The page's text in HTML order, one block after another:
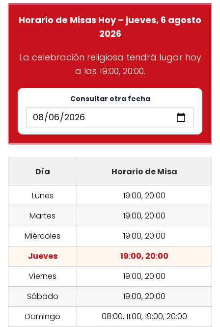
Horario de Misas Hoy – jueves, 6 agosto
2026
La celebración religiosa tendrá lugar hoy
a las 19:00, 20:00.
Consultar otra fecha
Día Horario de Misa
Lunes
19:00, 20:00
Martes
19:00, 20:00
Miércoles
19:00, 20:00
Jueves
19:00, 20:00
Viernes
19:00, 20:00
Sábado
19:00, 20:00
Domingo
08:00, 11:00, 19:00, 20:00